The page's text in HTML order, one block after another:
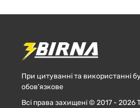
При цитуванні та використанні
обов'язкове
Всі права захищені © 2017 -